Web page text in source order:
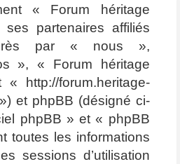
« Forum héritage
partenaires affiliés
par « nous »,
», « Forum héritage
http://forum.heritage-
et phpBB (désigné ci-
phpBB » et « phpBB
toutes les informations
sessions d’utilisation